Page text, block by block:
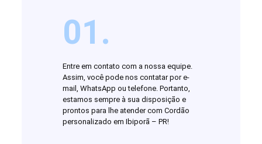
01.
Entre em contato com a nossa equipe.
Assim, você pode nos contatar por e-
mail, WhatsApp ou telefone. Portanto,
estamos sempre à sua disposição e
prontos para lhe atender com Cordão
personalizado em Ibiporã – PR!